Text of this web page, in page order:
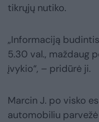
tikrųjų nutiko.
„Informaciją
5.30 val., maždaug
įvykio“, – pridūrė ji.
Marcin J. po visko
automobiliu